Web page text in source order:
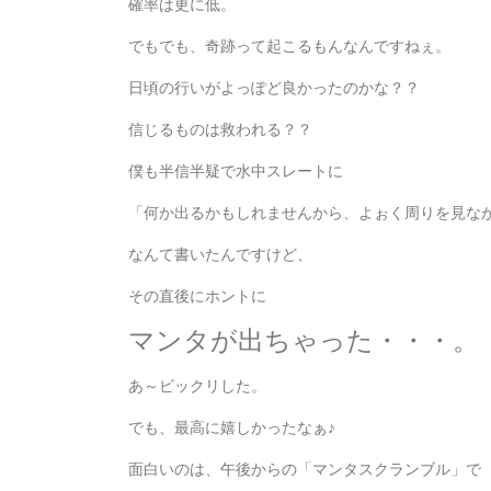
でもでも、奇跡って起こるもんなんですねぇ。
日頃の行いがよっぽど良かったのかな？？
信じるものは救われる？？
僕も半信半疑で水中スレートに
「何か出るかもしれませんから、よぉく周りを見な
なんて書いたんですけど、
その直後にホントに
マンタが出ちゃった・・・。
あ～ビックリした。
でも、最高に嬉しかったなぁ♪
面白いのは、午後からの「マンタスクランブル」で